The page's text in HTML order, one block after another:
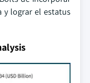
y lograr el estatus